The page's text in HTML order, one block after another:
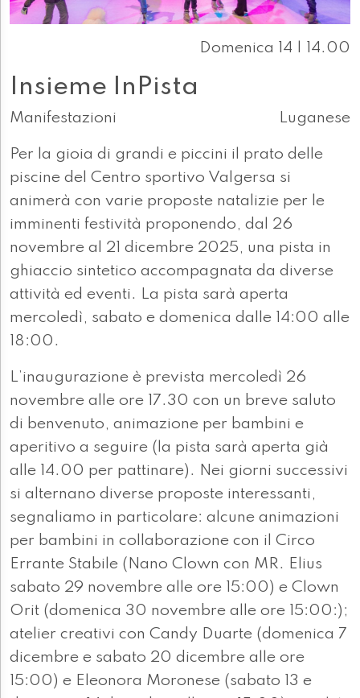
Domenica 14 | 14.00
Insieme InPista
Manifestazioni Luganese
Per la gioia di grandi e piccini il prato delle
piscine del Centro sportivo Valgersa si
animerà con varie proposte natalizie per le
imminenti festività proponendo, dal 26
novembre al 21 dicembre 2025, una pista in
ghiaccio sintetico accompagnata da diverse
attività ed eventi. La pista sarà aperta
mercoledì, sabato e domenica dalle 14:00 alle
18:00.
L’inaugurazione è prevista mercoledì 26
novembre alle ore 17.30 con un breve saluto
di benvenuto, animazione per bambini e
aperitivo a seguire (la pista sarà aperta già
alle 14.00 per pattinare). Nei giorni successivi
si alternano diverse proposte interessanti,
segnaliamo in particolare: alcune animazioni
per bambini in collaborazione con il Circo
Errante Stabile (Nano Clown con MR. Elius
sabato 29 novembre alle ore 15:00) e Clown
Orit (domenica 30 novembre alle ore 15:00:);
atelier creativi con Candy Duarte (domenica 7
dicembre e sabato 20 dicembre alle ore
15:00) e Eleonora Moronese (sabato 13 e